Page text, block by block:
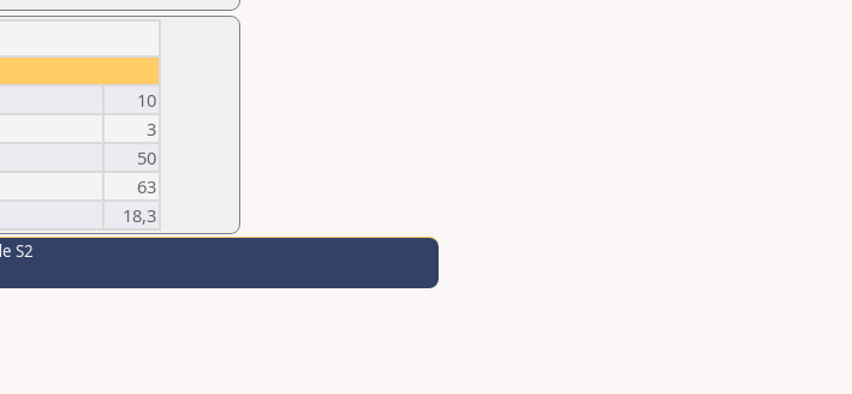
10
3
50
63
18,3
S2